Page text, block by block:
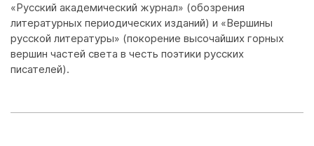
«Русский академический журнал» (обозрения
литературных периодических изданий) и «Вершины
русской литературы» (покорение высочайших горных
вершин частей света в честь поэтики русских
писателей).